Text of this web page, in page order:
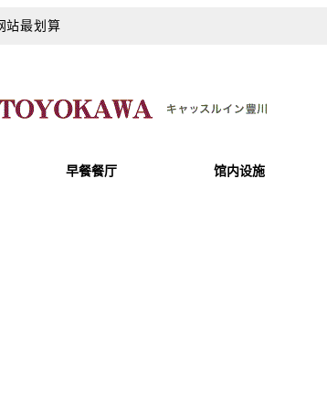
站最划算
早餐餐厅 馆内设施